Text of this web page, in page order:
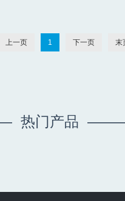
上一页 1 下一页 末
热门产品